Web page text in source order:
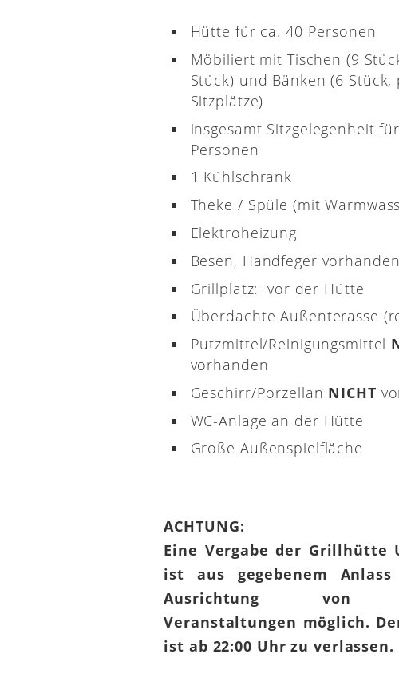
Hütte für ca. 40 Personen
Möbiliert mit Tischen (9
Stück) und Bänken (6 Stück,
Sitzplätze)
insgesamt Sitzgelegenheit
Personen
1 Kühlschrank
Theke / Spüle (mit
Elektroheizung
Besen, Handfeger vorhanden
Grillplatz: vor der Hütte
Überdachte Außenterasse
Putzmittel/Reinigungsmittel
vorhanden
Geschirr/Porzellan NICHT
WC-Anlage an der Hütte
Große Außenspielfläche
ACHTUNG:
Eine Vergabe der Grillhütte
ist aus gegebenem
Ausrichtung von
Veranstaltungen möglich.
ist ab 22:00 Uhr zu verlassen.